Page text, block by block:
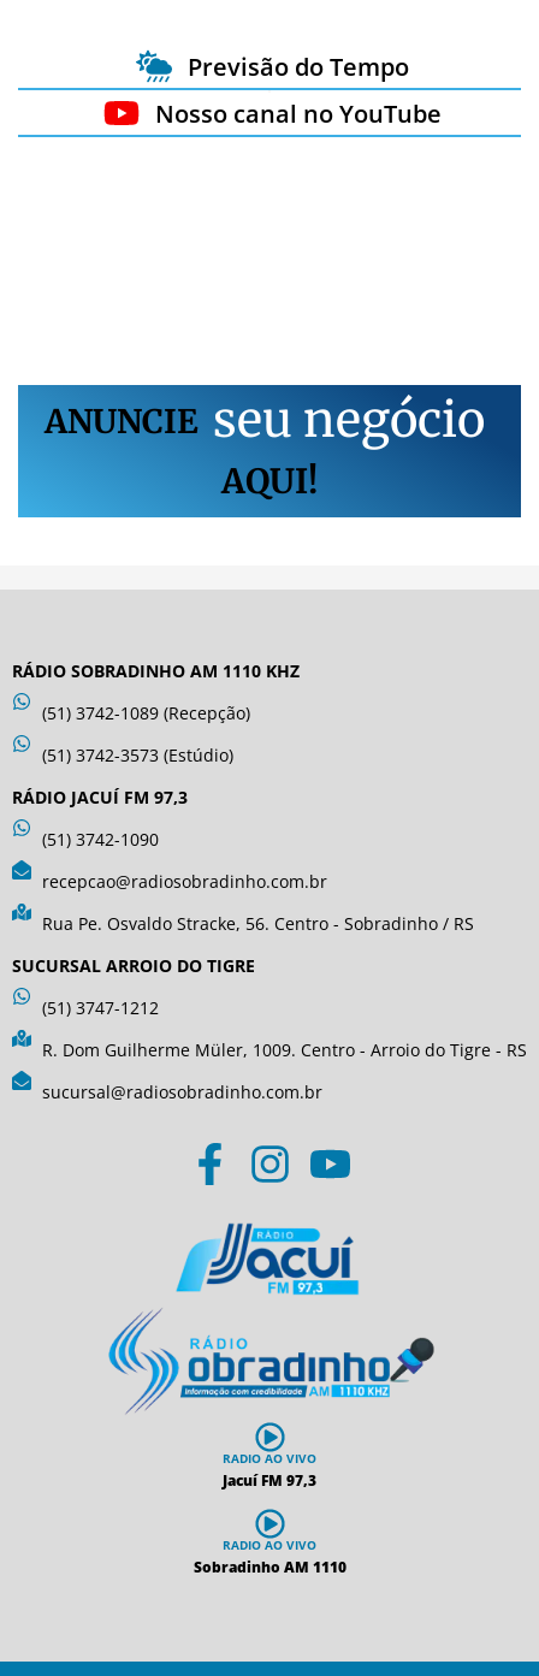
Previsão do Tempo
Nosso canal no YouTube
ANUNCIE seu negócio
AQUI!
RÁDIO SOBRADINHO AM 1110 KHZ
(51) 3742-1089 (Recepção)
(51) 3742-3573 (Estúdio)
RÁDIO JACUÍ FM 97,3
(51) 3742-1090
recepcao@radiosobradinho.com.br
Rua Pe. Osvaldo Stracke, 56. Centro - Sobradinho / RS
SUCURSAL ARROIO DO TIGRE
(51) 3747-1212
R. Dom Guilherme Müler, 1009. Centro - Arroio do Tigre - RS
sucursal@radiosobradinho.com.br
RADIO AO VIVO
Jacuí FM 97,3
RADIO AO VIVO
Sobradinho AM 1110